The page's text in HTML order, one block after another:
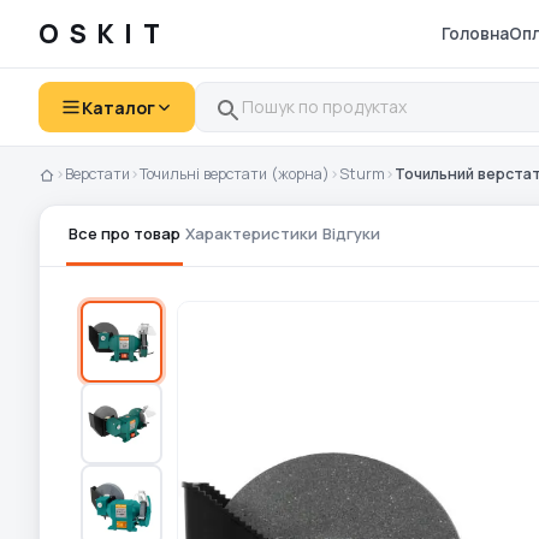
OSKIT Головна
Каталог
›Верстати ›Точильні верстати (жорна) ›Sturm ›Точильний
Все про товар Характеристики Відгуки